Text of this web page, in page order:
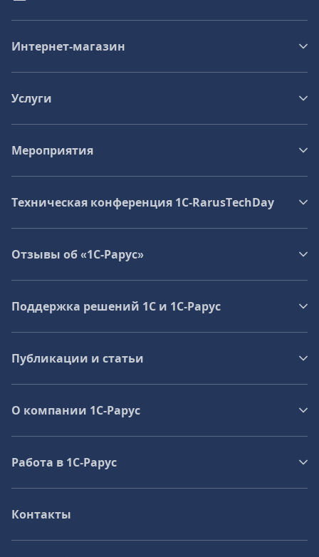
Интернет-магазин
Услуги
Мероприятия
Техническая конференция 1C‑RarusTechDay
Отзывы об «1С-Рарус»
Поддержка решений 1С и 1С‑Рарус
Публикации и статьи
О компании 1C-Рарус
Работа в 1С‑Рарус
Контакты